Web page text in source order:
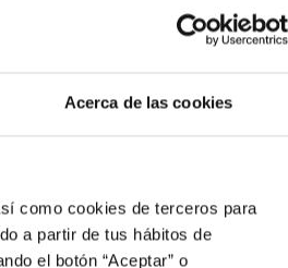
Acerca de las cookies
como cookies de terceros para
a partir de tus hábitos de
el botón “Aceptar” o